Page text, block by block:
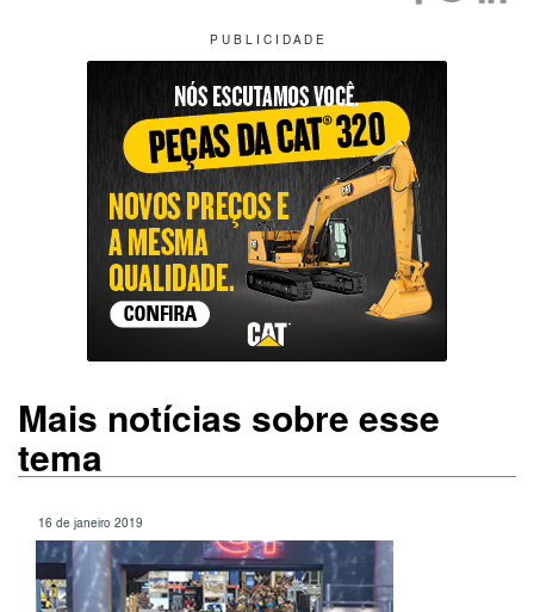
P U B L I C I D A D E
Mais notícias sobre esse
tema
16 de janeiro 2019